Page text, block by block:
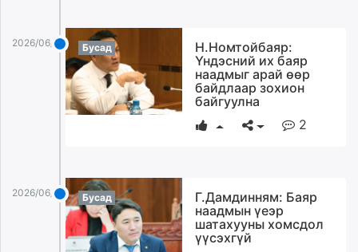
2026/06/30 Бусад
Н.Номтойбаяр:
Үндэсний их баяр
наадмыг арай өөр
байдлаар зохион
байгуулна
2
2026/06/30 Бусад
Г.Дамдинням: Баяр
наадмын үеэр
шатахууны хомсдол
үүсэхгүй